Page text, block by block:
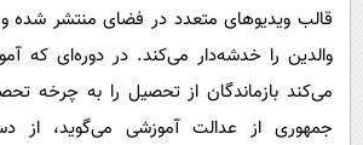
قالب ویدیوهای متعدد در فضای منتشر شده
والدین را خدشه‌دار می‌کند. در دوره‌ای که
می‌کند بازماندگان از تحصیل را به چرخه
جمهوری از عدالت آموزشی می‌گوید،